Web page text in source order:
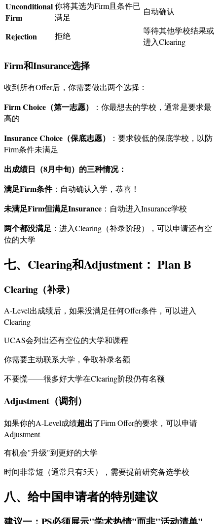
Unconditional
Firm
你将其选为Firm且条件已
满足
自动确认
Rejection 拒绝
等待其他学校结果或
进入Clearing
Firm和Insurance选择
收到所有Offer后，你需要做出两个选择：
Firm Choice（第一志愿）
：你最想去的学校，通常是要求最
高的
Insurance Choice（保底志愿）
：要求较低的保底学校，以防
Firm条件未满足
出成绩日（8月中旬）的三种情况：
满足Firm条件：自动确认入学，恭喜！
未满足Firm但满足Insurance ：自动进入Insurance学校
两个都没满足 ：进入Clearing（补录阶段），可以申请还有空
位的大学
七、Clearing和Adjustment： Plan B
Clearing（补录）
A-Level出成绩后，如果没满足任何Offer条件，可以进入
Clearing
UCAS会列出还有空位的大学和课程
你需要主动联系大学，争取补录名额
不要慌——很多好大学在Clearing阶段仍有名额
Adjustment（调剂）
如果你的A-Level成绩超出了Firm Offer的要求，可以申请
Adjustment
有机会"升级"到更好的大学
时间非常短（通常只有5天），需要提前研究备选学校
八、给中国申请者的特别建议
建议一：PS必须展示"学术热情"而非"活动清单"